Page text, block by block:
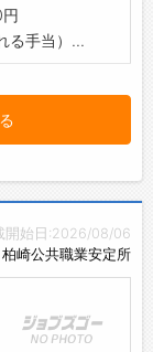
車で8分の水族
軽に遊びに行
両立する環境
せられます。
方
のある方
したい方
る手当）...
開始日:2026/08/06
崎公共職業安定所